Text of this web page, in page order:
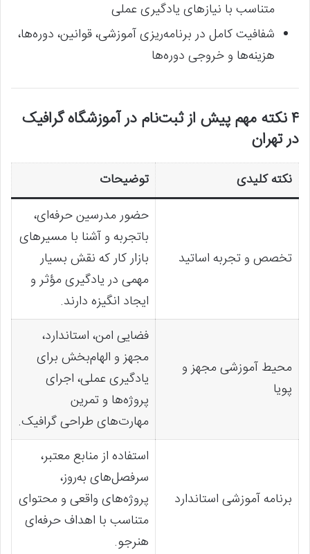
متناسب با نیازهای یادگیری عملی
شفافیت کامل در برنامه‌ریزی آموزشی، قوانین، دوره‌ها،
هزینه‌ها و خروجی دوره‌ها
۴ نکته مهم پیش از ثبت‌نام در آموزشگاه گرافیک
در تهران
نکته کلیدی توضیحات
تخصص و تجربه اساتید
حضور مدرسین حرفه‌ای،
باتجربه و آشنا با مسیرهای
بازار کار که نقش بسیار
مهمی در یادگیری مؤثر و
ایجاد انگیزه دارند.
محیط آموزشی مجهز و
پویا
فضایی امن، استاندارد،
مجهز و الهام‌بخش برای
یادگیری عملی، اجرای
پروژه‌ها و تمرین
مهارت‌های طراحی گرافیک.
برنامه آموزشی استاندارد
استفاده از منابع معتبر،
سرفصل‌های به‌روز،
پروژه‌های واقعی و محتوای
متناسب با اهداف حرفه‌ای
هنرجو.